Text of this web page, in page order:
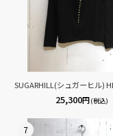
25,300円(税込)
7